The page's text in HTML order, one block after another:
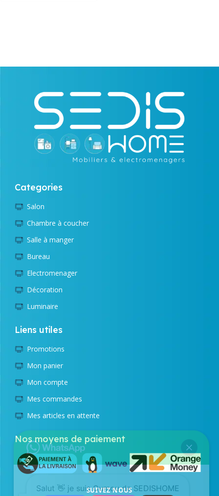
Categories
Salon
Chambre à coucher
Salle à manger
Bureau
Electromenager
Décoration
Luminaire
Liens utiles
Promotions
Mon panier
Mon compte
Mes commandes
Mes articles en attente
Nos moyens de paiement
SUIVEZ NOUS
Salut 👋 je suis Oumou de SEDISHOME